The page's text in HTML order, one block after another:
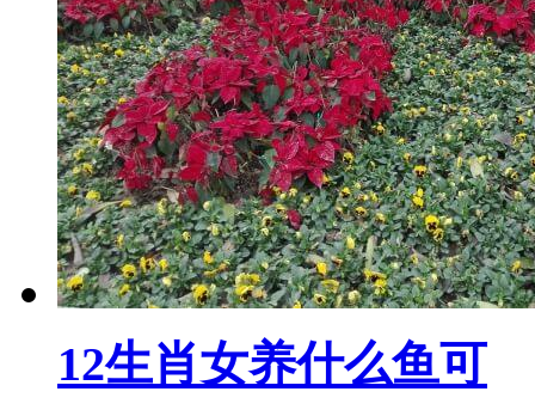
12生肖女养什么鱼可